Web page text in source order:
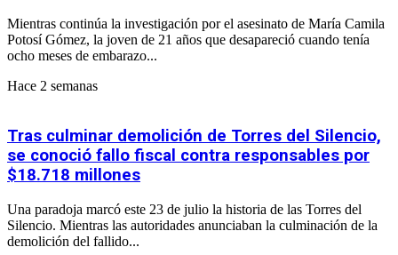
Mientras continúa la investigación por el asesinato de María Camila
Potosí Gómez, la joven de 21 años que desapareció cuando tenía
ocho meses de embarazo...
Hace 2 semanas
Tras culminar demolición de Torres del Silencio,
se conoció fallo fiscal contra responsables por
$18.718 millones
Una paradoja marcó este 23 de julio la historia de las Torres del
Silencio. Mientras las autoridades anunciaban la culminación de la
demolición del fallido...